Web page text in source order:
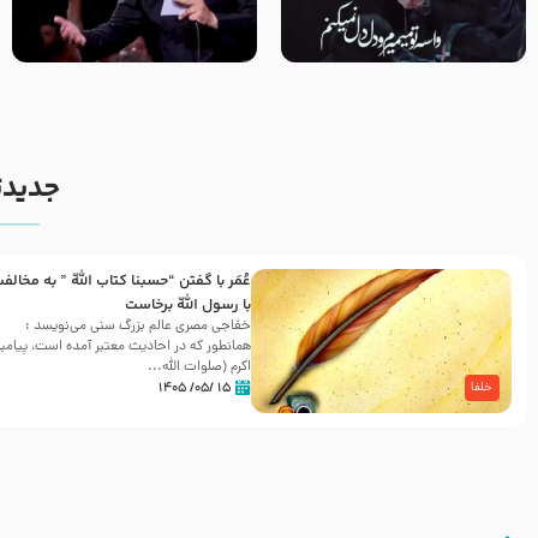
مصداق کربلا – حاج حسین سیب
شور ، حسینا! به‌ حق زهرا «أُنْظُرْ
إِلَینا» – عزاداری شب هفتم ماه
خلفا
عُمَر با گفتن “حسبنا كتاب اللّه ” به
با رسول اللّه برخاست
خفاجی مصری عالم بزرگ سنی می‌نویسد :
همانطور که در احادیث معتبر آمده است،
اکرم (صلوات اللّه...
۱۵ /۰۵/ ۱۴۰۵